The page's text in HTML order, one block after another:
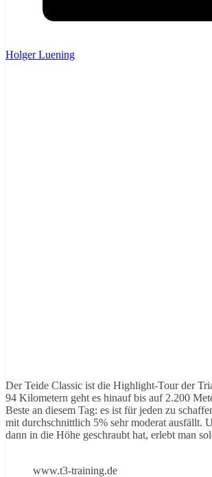
Holger Luening
Der Teide Classic ist die Highlight-Tour der
94 Kilometern geht es hinauf bis auf 2.200
Beste an diesem Tag: es ist für jeden zu
mit durchschnittlich 5% sehr moderat ausfällt.
dann in die Höhe geschraubt hat, erlebt man
www.t3-training.de